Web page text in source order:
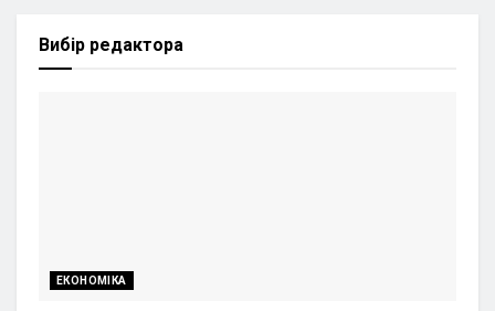
Вибір редактора
ЕКОНОМІКА